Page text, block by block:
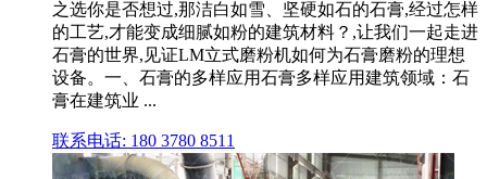
之选你是否想过,那洁白如雪、坚硬如石的石膏,经过怎样
的工艺,才能变成细腻如粉的建筑材料？,让我们一起走进
石膏的世界,见证LM立式磨粉机如何为石膏磨粉的理想
设备。一、石膏的多样应用石膏多样应用建筑领域：石
膏在建筑业 ...
联系电话: 180 3780 8511